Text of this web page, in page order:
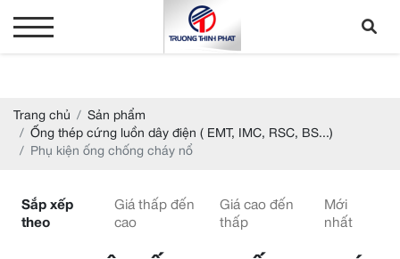
Trang chủ
Sản phẩm
Ống thép cứng luồn dây điện ( EMT, IMC, RSC, BS...)
Phụ kiện ống chống cháy nổ
Sắp xếp
theo
Giá thấp đến
cao
Giá cao đến
thấp
Mới
nhất